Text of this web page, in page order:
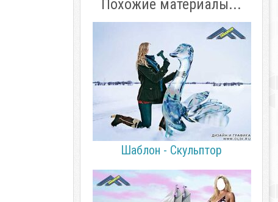
Похожие материалы...
Шаблон - Скульптор